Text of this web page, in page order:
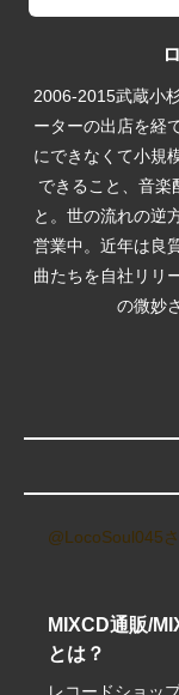
2006-2015武蔵小
ーターの出店を経
にできなくて小規
できること、音楽
と。世の流れの逆
営業中。近年は良
曲たちを自社リリ
の微妙
@LocoSoul045
MIXCD通販/
とは？
レコードショッ